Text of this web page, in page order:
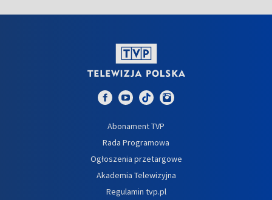
Abonament TVP
Rada Programowa
Ogłoszenia przetargowe
Akademia Telewizyjna
Regulamin tvp.pl